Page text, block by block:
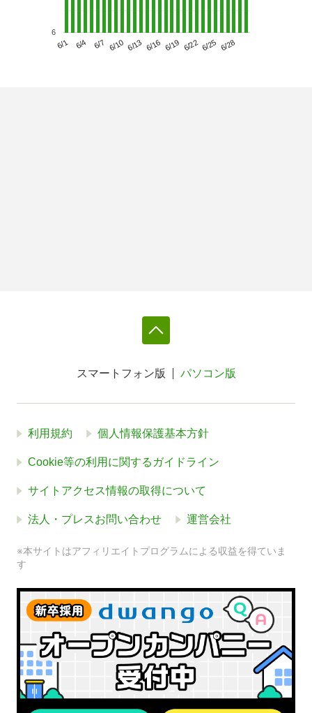
6/1 6/4 6/7 6/10 6/13 6/16 6/19 6/22 6/25 6/28
6
スマートフォン版 パソコン版
利用規約 個人情報保護基本方針
Cookie等の利用に関するガイドライン
サイトアクセス情報の取得について
法人・プレスお問い合わせ 運営会社
※本サイトはアフィリエイトプログラムによる収益を得ていま
す